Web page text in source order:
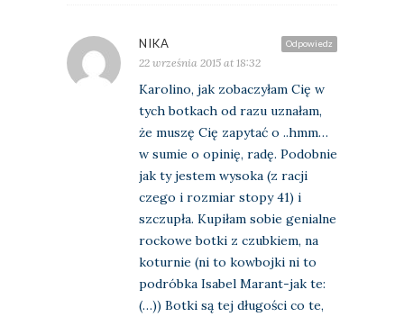
Odpowiedz
NIKA
22 września 2015 at 18:32
Karolino, jak zobaczyłam Cię w
tych botkach od razu uznałam,
że muszę Cię zapytać o ..hmm…
w sumie o opinię, radę. Podobnie
jak ty jestem wysoka (z racji
czego i rozmiar stopy 41) i
szczupła. Kupiłam sobie genialne
rockowe botki z czubkiem, na
koturnie (ni to kowbojki ni to
podróbka Isabel Marant-jak te:
(…)) Botki są tej długości co te,